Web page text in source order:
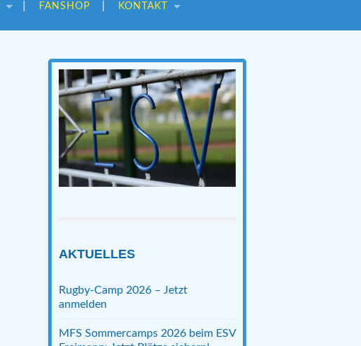
FANSHOP KONTAKT
AKTUELLES
Rugby-Camp 2026 – Jetzt
anmelden
MFS Sommercamps 2026 beim ESV